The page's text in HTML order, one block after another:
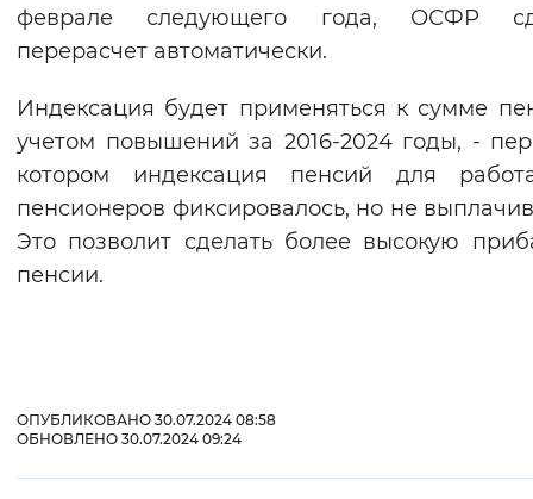
феврале следующего года, ОСФР
перерасчет автоматически.
Индексация будет применяться к сумме
учетом повышений за 2016-2024 годы, -
котором индексация пенсий для
пенсионеров фиксировалось, но не
Это позволит сделать более высокую
пенсии.
ОПУБЛИКОВАНО 30.07.2024 08:58
ОБНОВЛЕНО 30.07.2024 09:24